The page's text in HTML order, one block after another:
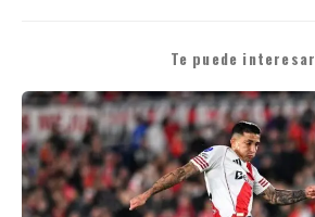
Te puede interesar